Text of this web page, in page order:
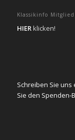
Klassikinfo
HIERklicken!
Schreiben Sie
Sie den Spenden-